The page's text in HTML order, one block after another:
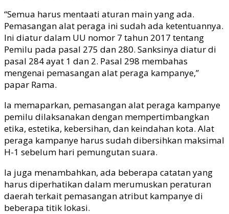
“Semua harus mentaati aturan main yang ada.
Pemasangan alat peraga ini sudah ada ketentuannya.
Ini diatur dalam UU nomor 7 tahun 2017 tentang
Pemilu pada pasal 275 dan 280. Sanksinya diatur di
pasal 284 ayat 1 dan 2. Pasal 298 membahas
mengenai pemasangan alat peraga kampanye,”
papar Rama.
Ia memaparkan, pemasangan alat peraga kampanye
pemilu dilaksanakan dengan mempertimbangkan
etika, estetika, kebersihan, dan keindahan kota. Alat
peraga kampanye harus sudah dibersihkan maksimal
H-1 sebelum hari pemungutan suara.
Ia juga menambahkan, ada beberapa catatan yang
harus diperhatikan dalam merumuskan peraturan
daerah terkait pemasangan atribut kampanye di
beberapa titik lokasi.